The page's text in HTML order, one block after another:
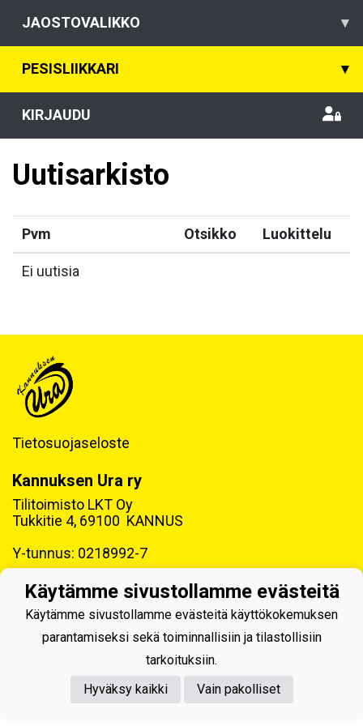
JAOSTOVALIKKO ▾
PESISLIIKKARI ▾
KIRJAUDU
Uutisarkisto
Pvm Otsikko Luokittelu
Ei uutisia
Tietosuojaseloste
Kannuksen Ura ry
Tilitoimisto LKT Oy
Tukkitie 4, 69100 KANNUS
Y-tunnus: 0218992-7
Käytämme sivustollamme evästeitä
Käytämme sivustollamme evästeitä käyttökokemuksen
parantamiseksi sekä toiminnallisiin ja tilastollisiin
tarkoituksiin.
Hyväksy kaikki
Vain pakolliset